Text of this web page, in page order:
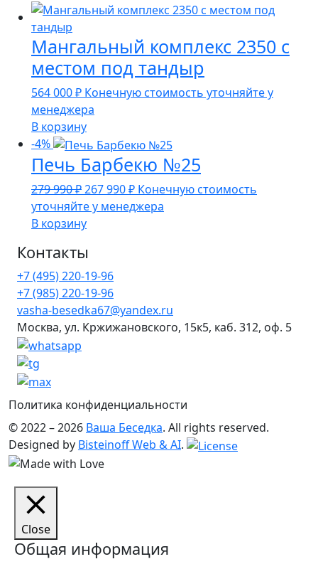
135
990 ₽.
Мангальный комплекс 2350 с
местом под тандыр
564 000₽ Конечную стоимость уточняйте у
менеджера
В корзину
-4%
Печь Барбекю №25
279 990₽ Первоначальная
цена
составляла
990 ₽.
267 990₽Текущая
цена:
Конечную стоимость
уточняйте у менеджера
В корзину
Контакты
+7 (495) 220-19-96
+7 (985) 220-19-96
vasha-besedka67@yandex.ru
Москва, ул. Кржижановского, 15к5, каб. 312, оф. 5
Политика конфиденциальности
© 2022 – 2026 Ваша Беседка. All rights reserved.
Designed by Bisteinoff Web & AI.
Close
Общая информация